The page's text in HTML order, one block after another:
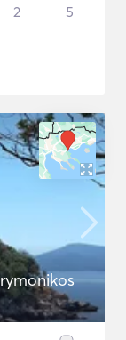
2 5